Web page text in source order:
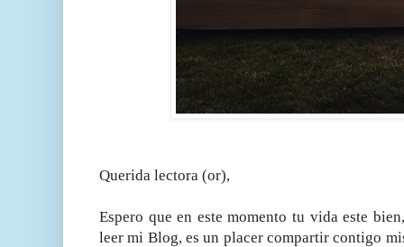
Querida lectora (or),
Espero que en este momento tu vida este
leer mi Blog, es un placer compartir contigo